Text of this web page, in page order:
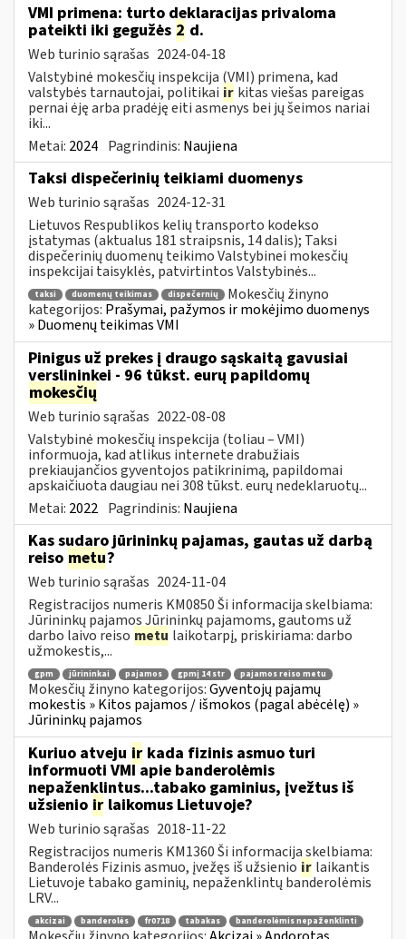
VMI primena: turto deklaracijas privaloma
pateikti iki gegužės 2 d.
Web turinio sąrašas 2024-04-18
Valstybinė mokesčių inspekcija (VMI) primena, kad
valstybės tarnautojai, politikai ir kitas viešas pareigas
pernai ėję arba pradėję eiti asmenys bei jų šeimos nariai
iki...
Metai: 2024 Pagrindinis: Naujiena
Taksi dispečerinių teikiami duomenys
Web turinio sąrašas 2024-12-31
Lietuvos Respublikos kelių transporto kodekso
įstatymas (aktualus 181 straipsnis, 14 dalis); Taksi
dispečerinių duomenų teikimo Valstybinei mokesčių
inspekcijai taisyklės, patvirtintos Valstybinės...
taksi duomenų teikimas dispečernių
Mokesčių žinyno
kategorijos: Prašymai, pažymos ir mokėjimo duomenys
» Duomenų teikimas VMI
Pinigus už prekes į draugo sąskaitą gavusiai
verslininkei - 96 tūkst. eurų papildomų
mokesčių
Web turinio sąrašas 2022-08-08
Valstybinė mokesčių inspekcija (toliau – VMI)
informuoja, kad atlikus internete drabužiais
prekiaujančios gyventojos patikrinimą, papildomai
apskaičiuota daugiau nei 308 tūkst. eurų nedeklaruotų...
Metai: 2022 Pagrindinis: Naujiena
Kas sudaro jūrininkų pajamas, gautas už darbą
reiso metu?
Web turinio sąrašas 2024-11-04
Registracijos numeris KM0850 Ši informacija skelbiama:
Jūrininkų pajamos Jūrininkų pajamoms, gautoms už
darbo laivo reiso metu laikotarpį, priskiriama: darbo
užmokestis,...
gpm jūrininkai pajamos gpmį 14 str pajamos reiso metu
Mokesčių žinyno kategorijos:Gyventojų pajamų
mokestis » Kitos pajamos / išmokos (pagal abėcėlę) »
Jūrininkų pajamos
Kuriuo atveju ir kada fizinis asmuo turi
informuoti VMI apie banderolėmis
nepaženklintus...tabako gaminius, įvežtus iš
užsienio ir laikomus Lietuvoje?
Web turinio sąrašas 2018-11-22
Registracijos numeris KM1360 Ši informacija skelbiama:
Banderolės Fizinis asmuo, įvežęs iš užsienio ir laikantis
Lietuvoje tabako gaminių, nepaženklintų banderolėmis
LRV...
akcizai banderolės fr0718 tabakas banderolėmis nepaženklinti